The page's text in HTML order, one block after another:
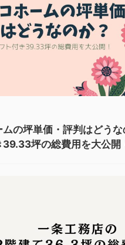
の坪単価・評判はどう
39.33坪の総費用を大公開